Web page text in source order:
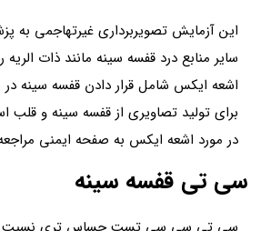
این آزمایش تصویربرداری غیرتهاجمی به
سایر منابع درد قفسه سینه مانند ذات الریه
اشعه ایکس شامل قرار دادن قفسه سینه
برای تولید تصاویری از قفسه سینه و قلب
در مورد اشعه ایکس به صفحه ایمنی
سی تی قفسه سینه